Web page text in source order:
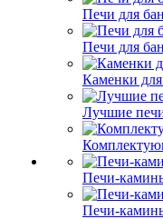
Печи для
Печи для
Каменки
Лучшие
Печи-
Печи-